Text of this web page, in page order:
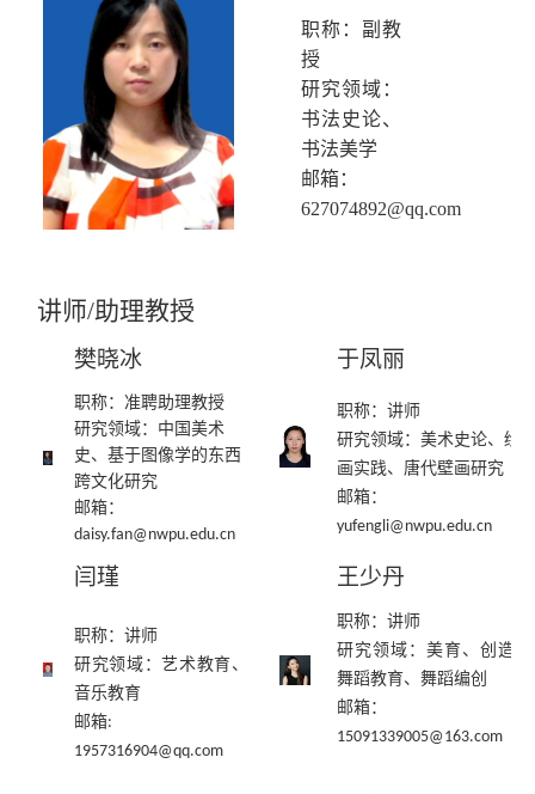
职称：副教
授
研究领域：
书法史论、
书法美学
邮箱：
627074892@qq.com
讲师/助理教授
樊晓冰 于凤丽
职称： 准聘助理教授
研究领域： 中国美术
史、基于图像学的东西
跨文化研究
邮箱：
daisy.fan@nwpu.edu.cn
职称： 讲师
研究领域： 美术史论、绘
画实践、唐代壁画研究
邮箱：
yufengli@nwpu.edu.cn
闫瑾 王少丹
职称：讲师
研究领域：艺术教育、
音乐教育
邮箱:
1957316904@qq.com
职称：讲师
研究领域： 美育、创造性
舞蹈教育、舞蹈编创
邮箱：
15091339005@163.com